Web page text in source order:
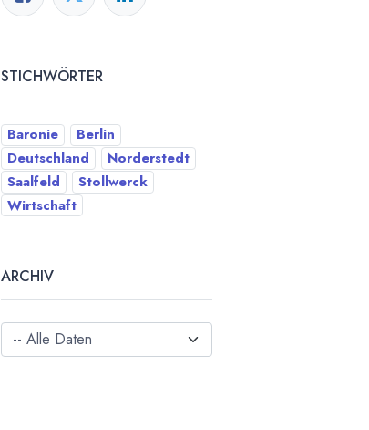
STICHWÖRTER
Baronie
Berlin
Deutschland
Norderstedt
Saalfeld
Stollwerck
Wirtschaft
ARCHIV